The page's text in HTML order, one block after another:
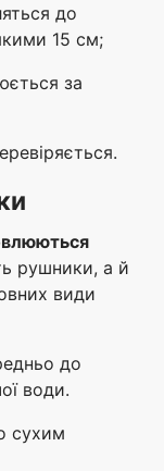
до
15 см;
за
рушники, а й
види
до
води.
сухим